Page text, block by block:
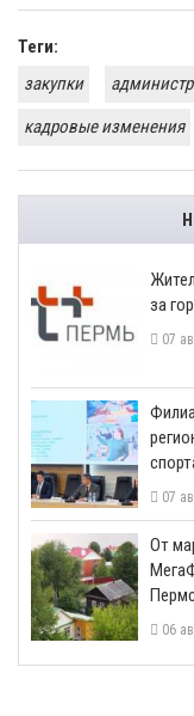
Теги:
закупки
кадровые изменения
за
07
07
От
06